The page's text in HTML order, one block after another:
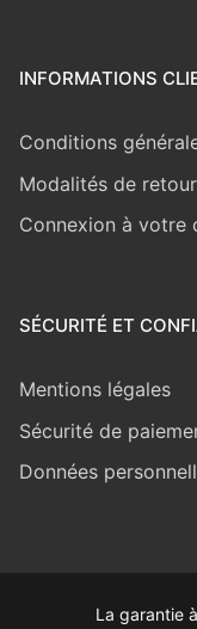
INFORMATIONS
Conditions
Modalités de
Connexion à votre
SÉCURITÉ ET
Mentions légales
Sécurité de
Données
La garantie